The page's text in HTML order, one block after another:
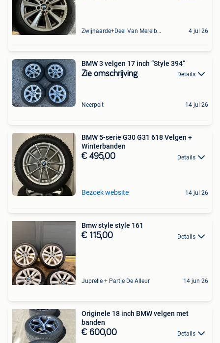
Zwijnaarde+Deel Van Merelbeke 4 jul 26
BMW 3 velgen 17 inch “Style 394”
Zie omschrijving Details
Neerpelt 14 jul 26
BMW 5-serie G30 G31 618 Velgen +
Winterbanden
€ 495,00 Details
Bezoek website 14 jul 26
Bmw style style 161
€ 115,00 Details
Juprelle + Partie De Alleur 14 jun 26
Originele 18 inch BMW velgen met
banden
€ 600,00 Details